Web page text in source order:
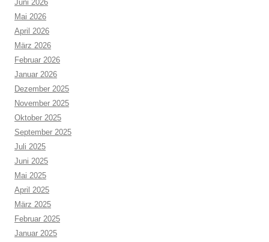
Juni 2026
Mai 2026
April 2026
März 2026
Februar 2026
Januar 2026
Dezember 2025
November 2025
Oktober 2025
September 2025
Juli 2025
Juni 2025
Mai 2025
April 2025
März 2025
Februar 2025
Januar 2025